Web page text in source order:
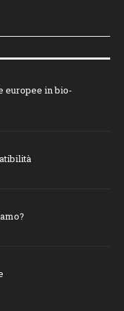
europee in bio-